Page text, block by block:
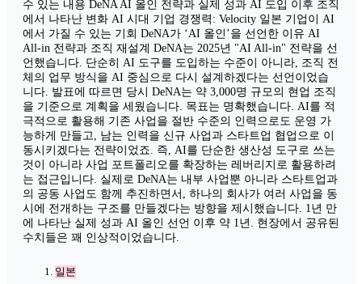
수 있는 내용 DeNA AI 올인 전략과 실제 성과 AI 도입 이후 조직
에서 나타난 변화 AI 시대 기업 경쟁력: Velocity 일본 기업이 AI
에서 가질 수 있는 기회 DeNA가 ‘AI 올인’을 선언한 이유 AI
All-in 전략과 조직 재설계 DeNA는 2025년 "AI All-in" 전략을 선
언했습니다. 단순히 AI 도구를 도입하는 수준이 아니라, 조직 전
체의 업무 방식을 AI 중심으로 다시 설계하겠다는 선언이었습
니다. 발표에 따르면 당시 DeNA는 약 3,000명 규모의 현업 조직
을 기준으로 계획을 세웠습니다. 목표는 명확했습니다. AI를 적
극적으로 활용해 기존 사업을 절반 수준의 인력으로도 운영 가
능하게 만들고, 남는 인력을 신규 사업과 스타트업 협업으로 이
동시키겠다는 전략이었죠. 즉, AI를 단순한 생산성 도구로 쓰는
것이 아니라 사업 포트폴리오를 확장하는 레버리지로 활용하려
는 접근입니다. 실제로 DeNA는 내부 사업뿐 아니라 스타트업과
의 공동 사업도 함께 추진하면서, 하나의 회사가 여러 사업을 동
시에 전개하는 구조를 만들겠다는 방향을 제시했습니다. 1년 만
에 나타난 실제 성과 AI 올인 선언 이후 약 1년. 현장에서 공유된
수치들은 꽤 인상적이었습니다.
일본